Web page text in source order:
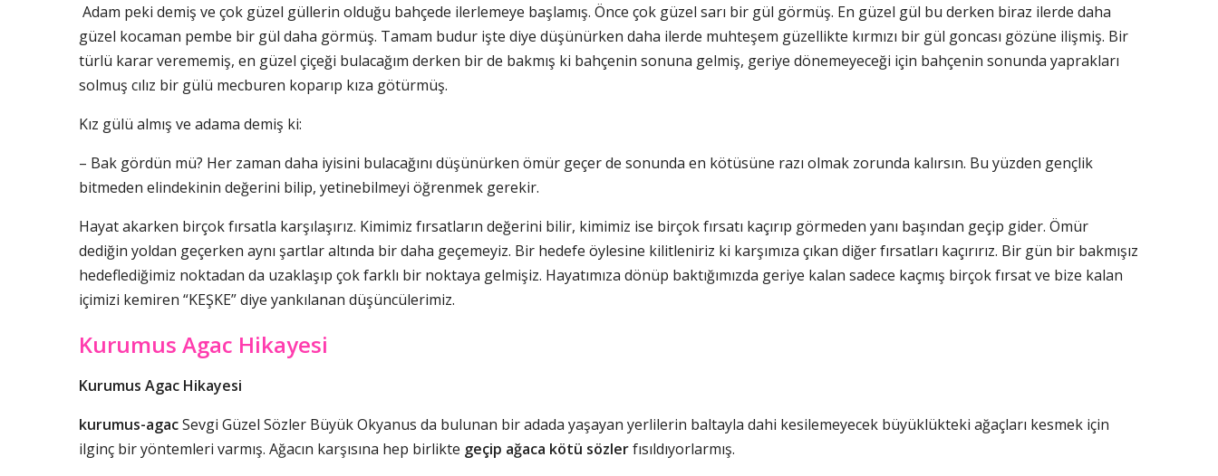
Adam peki demiş ve çok güzel güllerin olduğu bahçede ilerlemeye başlamış. Önce çok güzel sarı bir gül görmüş. En güzel gül bu derken biraz ilerde daha
güzel kocaman pembe bir gül daha görmüş. Tamam budur işte diye düşünürken daha ilerde muhteşem güzellikte kırmızı bir gül goncası gözüne ilişmiş. Bir
türlü karar verememiş, en güzel çiçeği bulacağım derken bir de bakmış ki bahçenin sonuna gelmiş, geriye dönemeyeceği için bahçenin sonunda yaprakları
solmuş cılız bir gülü mecburen koparıp kıza götürmüş.
Kız gülü almış ve adama demiş ki:
– Bak gördün mü? Her zaman daha iyisini bulacağını düşünürken ömür geçer de sonunda en kötüsüne razı olmak zorunda kalırsın. Bu yüzden gençlik
bitmeden elindekinin değerini bilip, yetinebilmeyi öğrenmek gerekir.
Hayat akarken birçok fırsatla karşılaşırız. Kimimiz fırsatların değerini bilir, kimimiz ise birçok fırsatı kaçırıp görmeden yanı başından geçip gider. Ömür
dediğin yoldan geçerken aynı şartlar altında bir daha geçemeyiz. Bir hedefe öylesine kilitleniriz ki karşımıza çıkan diğer fırsatları kaçırırız. Bir gün bir bakmışız
hedeflediğimiz noktadan da uzaklaşıp çok farklı bir noktaya gelmişiz. Hayatımıza dönüp baktığımızda geriye kalan sadece kaçmış birçok fırsat ve bize kalan
içimizi kemiren “KEŞKE” diye yankılanan düşüncülerimiz.
Kurumus Agac Hikayesi
Kurumus Agac Hikayesi
kurumus-agacSevgi Güzel Sözler Büyük Okyanus da bulunan bir adada yaşayan yerlilerin baltayla dahi kesilemeyecek büyüklükteki ağaçları kesmek için
ilginç bir yöntemleri varmış. Ağacın karşısına hep birlikte geçip ağaca kötü sözlerfısıldıyorlarmış.